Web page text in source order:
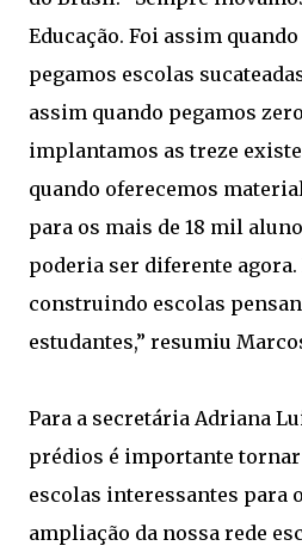
Educação. Foi assim
pegamos escolas
assim quando pegamos
implantamos as treze
quando oferecemos
para os mais de 18 mil
poderia ser diferente agora.
construindo escolas
estudantes,” resumiu
Para a secretária Adriana
prédios é importante tornar
escolas interessantes para
ampliação da nossa rede